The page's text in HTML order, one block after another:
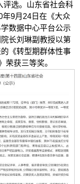
评选。山东省社会科
9月24日在《大众
数据中心平台公示
长刘琳副教授以第
《转型期群体性事
荣获三等奖。